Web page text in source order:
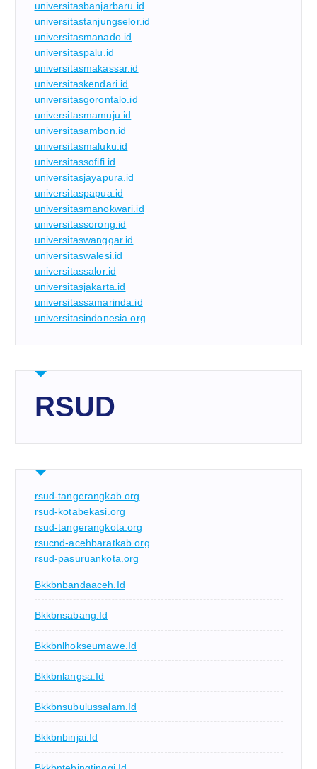
universitasbanjarbaru.id
universitastanjungselor.id
universitasmanado.id
universitaspalu.id
universitasmakassar.id
universitaskendari.id
universitasgorontalo.id
universitasmamuju.id
universitasambon.id
universitasmaluku.id
universitassofifi.id
universitasjayapura.id
universitaspapua.id
universitasmanokwari.id
universitassorong.id
universitaswanggar.id
universitaswalesi.id
universitassalor.id
universitasjakarta.id
universitassamarinda.id
universitasindonesia.org
RSUD
rsud-tangerangkab.org
rsud-kotabekasi.org
rsud-tangerangkota.org
rsucnd-acehbaratkab.org
rsud-pasuruankota.org
Bkkbnbandaaceh.id
Bkkbnsabang.id
Bkkbnlhokseumawe.id
Bkkbnlangsa.id
Bkkbnsubulussalam.id
Bkkbnbinjai.id